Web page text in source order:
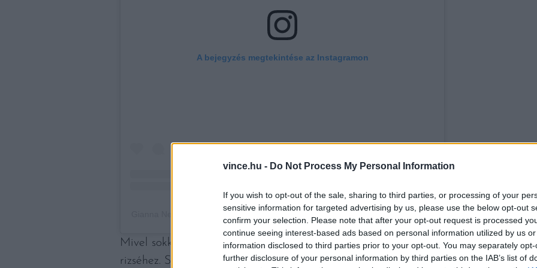
vince.hu - Do Not Process My Personal Information
If you wish to opt-out of the sale, sharing to third parties, or processing of your
sensitive information for targeted advertising by us, please use the below opt-out
confirm your selection. Please note that after your opt-out request is processed
continue seeing interest-based ads based on personal information utilized by us
information disclosed to third parties prior to your opt-out. You may separately
further disclosure of your personal information by third parties on the IAB’s list of
A bejegyzés megtekintése az Instagramon
Gianna Nebbia | Recipe Developer (@onthebiasnyc) által megosztott bejegyzés
Mivel sokkal apróbb, mint a többi hagyományos tészták, a pastina konyhában
rizséhez. Szinte mindig levesbe főzik, olykor a rizottóhoz hasonlóan készítik el,